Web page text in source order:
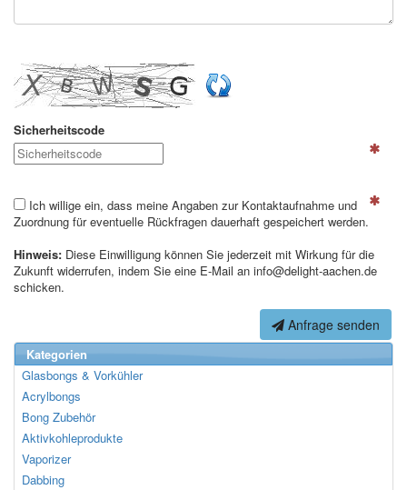
Sicherheitscode
Ich willige ein, dass meine Angaben zur Kontaktaufnahme und
Zuordnung für eventuelle Rückfragen dauerhaft gespeichert werden.
Hinweis: Diese Einwilligung können Sie jederzeit mit Wirkung für die
Zukunft widerrufen, indem Sie eine E-Mail an info@delight-aachen.de
schicken.
Anfrage senden
Kategorien
Glasbongs & Vorkühler
Acrylbongs
Bong Zubehör
Aktivkohleprodukte
Vaporizer
Dabbing